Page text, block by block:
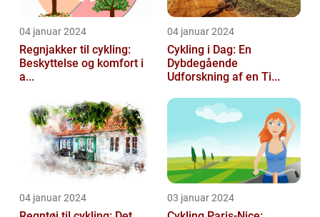
04 januar 2024
Regnjakker til cykling:
Beskyttelse og komfort i
a...
04 januar 2024
Cykling i Dag: En
Dybdegående
Udforskning af en Ti...
04 januar 2024 03 januar 2024